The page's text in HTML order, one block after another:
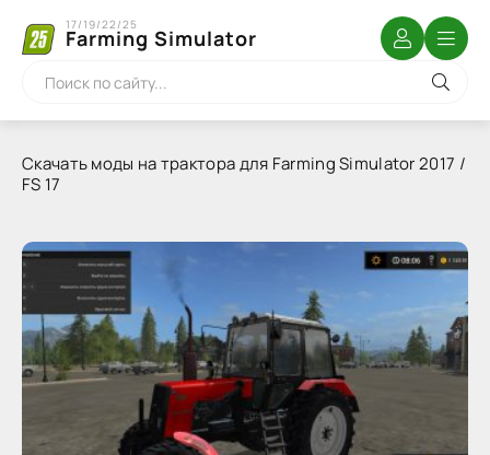
Farming Simulator
17/19/22/25
Скачать моды на трактора для Farming Simulator 2017 /
FS 17